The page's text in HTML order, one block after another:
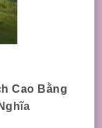
Cao Bằng